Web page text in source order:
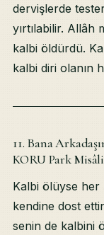
dervişlerde
yırtılabilir.
kalbi öldürdü.
kalbi diri olanın
11. Bana
KORU Park
Kalbi ölüyse
kendine dost
senin de kalbini